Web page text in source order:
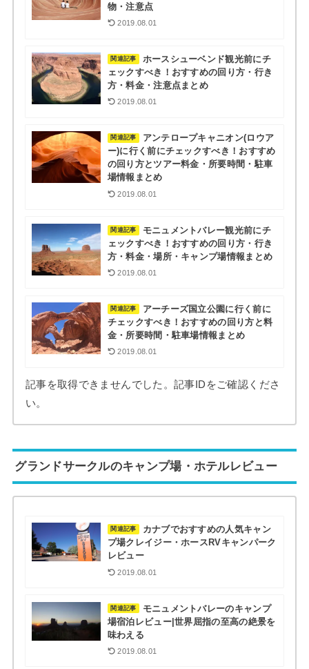
物・注意点
2019.08.01
関連記事
ホースシューベンド観光前にチ
ェックすべき！おすすめの回り方・行き
方・料金・注意点まとめ
2019.08.01
関連記事
アンテロープキャニオン(ロウア
ー)に行く前にチェックすべき！おすすめ
の回り方とツアー料金・所要時間・駐車
場情報まとめ
2019.08.01
関連記事
モニュメントバレー観光前にチ
ェックすべき！おすすめの回り方・行き
方・料金・場所・キャンプ場情報まとめ
2019.08.01
関連記事
アーチーズ国立公園に行く前に
チェックすべき！おすすめの回り方と料
金・所要時間・駐車場情報まとめ
2019.08.01
記事を取得できませんでした。記事IDをご確認くださ
い。
グランドサークルのキャンプ場・ホテルレビュー
関連記事
カナブでおすすめの人気キャン
プ場クレイジー・ホースRVキャンパーク
レビュー
2019.08.01
関連記事
モニュメントバレーのキャンプ
場宿泊レビュー|世界屈指の至高の絶景を
味わえる
2019.08.01